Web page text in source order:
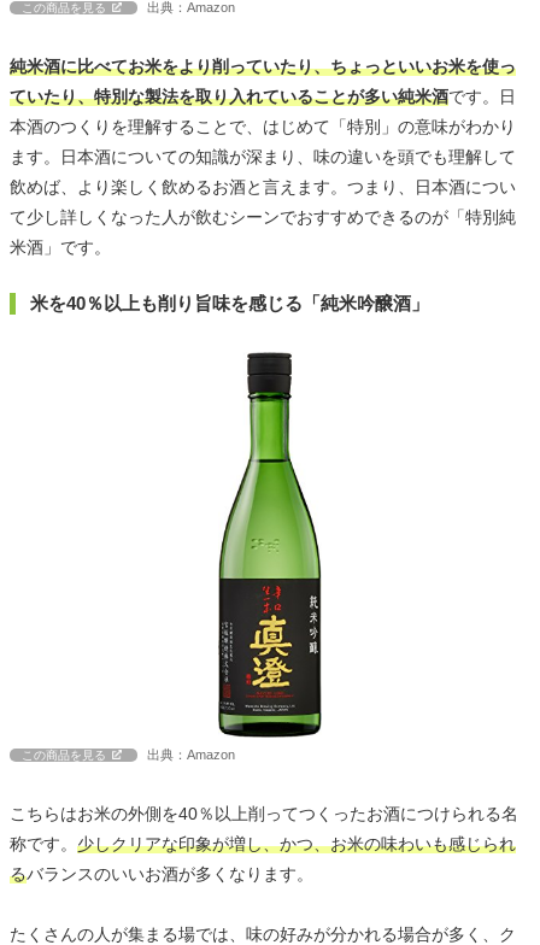
この商品を見る 出典：Amazon
純米酒に比べてお米をより削っていたり、ちょっといいお米を使っ
ていたり、特別な製法を取り入れていることが多い純米酒です。日
本酒のつくりを理解することで、はじめて「特別」の意味がわかり
ます。日本酒についての知識が深まり、味の違いを頭でも理解して
飲めば、より楽しく飲めるお酒と言えます。つまり、日本酒につい
て少し詳しくなった人が飲むシーンでおすすめできるのが「特別純
米酒」です。
米を40％以上も削り旨味を感じる「純米吟醸酒」
この商品を見る 出典：Amazon
こちらはお米の外側を40％以上削ってつくったお酒につけられる名
称です。 少しクリアな印象が増し、かつ、お米の味わいも感じられ
るバランスのいいお酒が多くなります。
たくさんの人が集まる場では、味の好みが分かれる場合が多く、ク